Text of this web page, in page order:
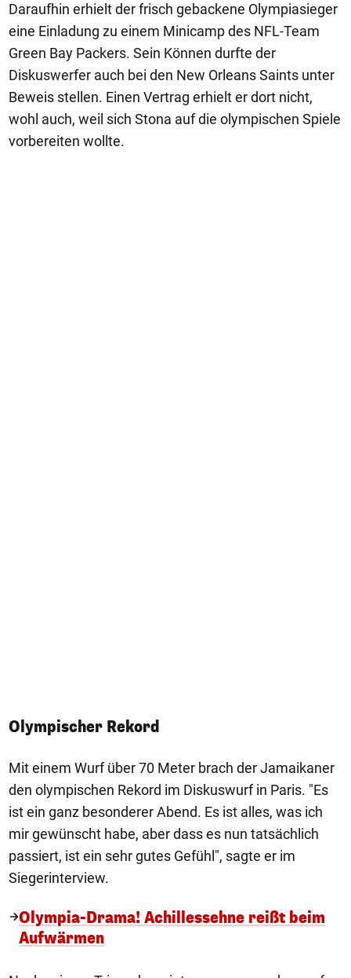
Daraufhin erhielt der frisch gebackene Olympiasieger
eine Einladung zu einem Minicamp des NFL-Team
Green Bay Packers. Sein Können durfte der
Diskuswerfer auch bei den New Orleans Saints unter
Beweis stellen. Einen Vertrag erhielt er dort nicht,
wohl auch, weil sich Stona auf die olympischen Spiele
vorbereiten wollte.
Olympischer Rekord
Mit einem Wurf über 70 Meter brach der Jamaikaner
den olympischen Rekord im Diskuswurf in Paris. "Es
ist ein ganz besonderer Abend. Es ist alles, was ich
mir gewünscht habe, aber dass es nun tatsächlich
passiert, ist ein sehr gutes Gefühl", sagte er im
Siegerinterview.
Olympia-Drama! Achillessehne reißt beim
Aufwärmen